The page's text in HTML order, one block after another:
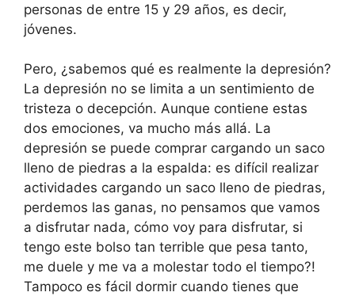
personas de entre 15 y 29 años, es decir,
jóvenes.
Pero, ¿sabemos qué es realmente la depresión?
La depresión no se limita a un sentimiento de
tristeza o decepción. Aunque contiene estas
dos emociones, va mucho más allá. La
depresión se puede comprar cargando un saco
lleno de piedras a la espalda: es difícil realizar
actividades cargando un saco lleno de piedras,
perdemos las ganas, no pensamos que vamos
a disfrutar nada, cómo voy para disfrutar, si
tengo este bolso tan terrible que pesa tanto,
me duele y me va a molestar todo el tiempo?!
Tampoco es fácil dormir cuando tienes que